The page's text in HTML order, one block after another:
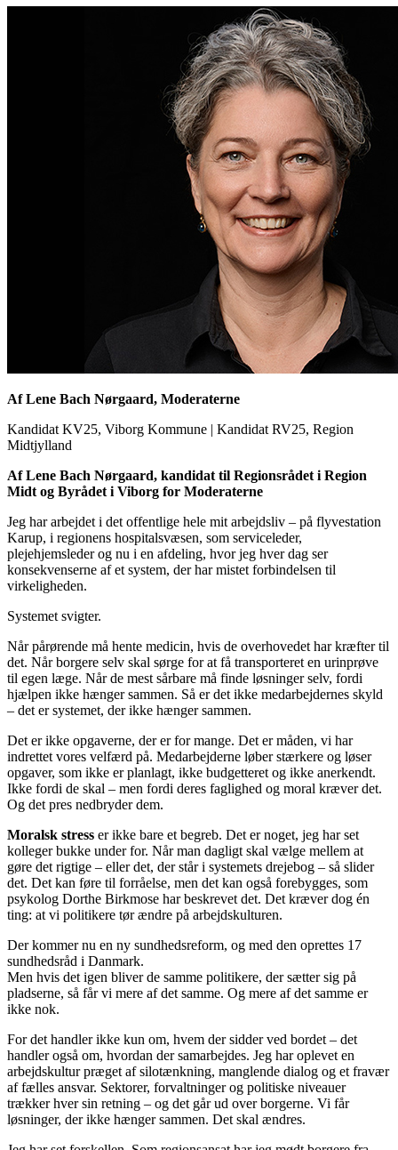
Af Lene Bach Nørgaard, Moderaterne
Kandidat KV25, Viborg Kommune | Kandidat RV25, Region
Midtjylland
Af Lene Bach Nørgaard, kandidat til Regionsrådet i Region
Midt og Byrådet i Viborg for Moderaterne
Jeg har arbejdet i det offentlige hele mit arbejdsliv – på flyvestation
Karup, i regionens hospitalsvæsen, som serviceleder,
plejehjemsleder og nu i en afdeling, hvor jeg hver dag ser
konsekvenserne af et system, der har mistet forbindelsen til
virkeligheden.
Systemet svigter.
Når pårørende må hente medicin, hvis de overhovedet har kræfter til
det. Når borgere selv skal sørge for at få transporteret en urinprøve
til egen læge. Når de mest sårbare må finde løsninger selv, fordi
hjælpen ikke hænger sammen. Så er det ikke medarbejdernes skyld
– det er systemet, der ikke hænger sammen.
Det er ikke opgaverne, der er for mange. Det er måden, vi har
indrettet vores velfærd på. Medarbejderne løber stærkere og løser
opgaver, som ikke er planlagt, ikke budgetteret og ikke anerkendt.
Ikke fordi de skal – men fordi deres faglighed og moral kræver det.
Og det pres nedbryder dem.
Moralsk stress er ikke bare et begreb. Det er noget, jeg har set
kolleger bukke under for. Når man dagligt skal vælge mellem at
gøre det rigtige – eller det, der står i systemets drejebog – så slider
det. Det kan føre til forråelse, men det kan også forebygges, som
psykolog Dorthe Birkmose har beskrevet det. Det kræver dog én
ting: at vi politikere tør ændre på arbejdskulturen.
Der kommer nu en ny sundhedsreform, og med den oprettes 17
sundhedsråd i Danmark.
Men hvis det igen bliver de samme politikere, der sætter sig på
pladserne, så får vi mere af det samme. Og mere af det samme er
ikke nok.
For det handler ikke kun om, hvem der sidder ved bordet – det
handler også om, hvordan der samarbejdes. Jeg har oplevet en
arbejdskultur præget af silotænkning, manglende dialog og et fravær
af fælles ansvar. Sektorer, forvaltninger og politiske niveauer
trækker hver sin retning – og det går ud over borgerne. Vi får
løsninger, der ikke hænger sammen. Det skal ændres.